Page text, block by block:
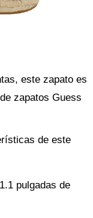
este zapato es
zapatos Guess
de este
pulgadas de